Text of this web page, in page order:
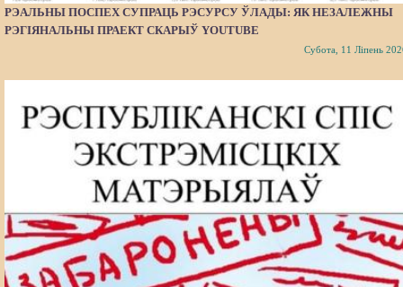
РЭАЛЬНЫ ПОСПЕХ СУПРАЦЬ РЭСУРСУ ЎЛАДЫ: ЯК НЕЗАЛЕЖНЫ
РЭГІЯНАЛЬНЫ ПРАЕКТ СКАРЫЎ YOUTUBE
Субота, 11 Ліпень